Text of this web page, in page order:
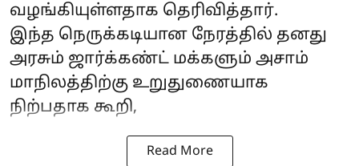
வழங்கியுள்ளதாக தெரிவித்தார்.
இந்த நெருக்கடியான நேரத்தில் தனது
அரசும் ஜார்க்கண்ட் மக்களும் அசாம்
மாநிலத்திற்கு உறுதுணையாக
நிற்பதாக கூறி,
Read More